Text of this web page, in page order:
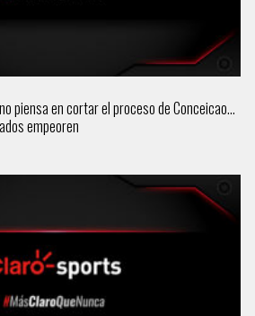
piensa en cortar el proceso de Conceicao…
empeoren